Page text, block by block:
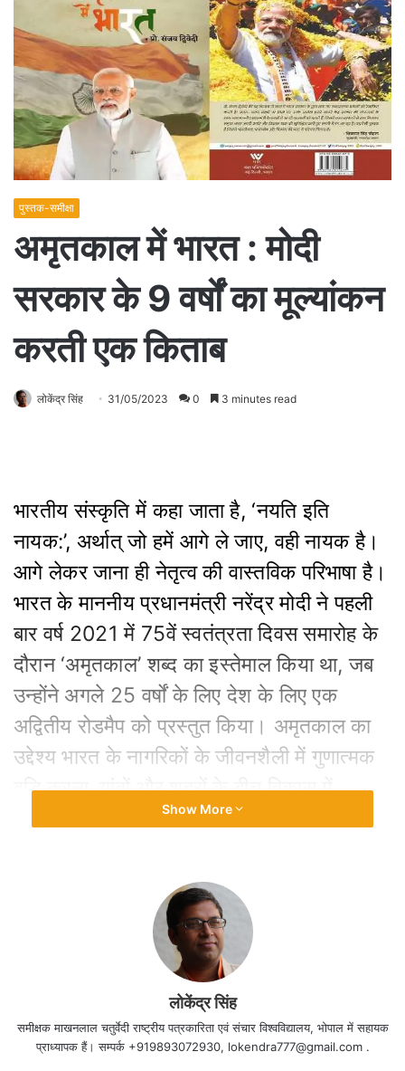
पुस्तक-समीक्षा
अमृतकाल में भारत : मोदी
सरकार के 9 वर्षों का मूल्यांकन
करती एक किताब
लोकेंद्र सिंह 31/05/2023 0 3 minutes read
भारतीय संस्कृति में कहा जाता है, ‘नयति इति
नायक:’, अर्थात् जो हमें आगे ले जाए, वही नायक है।
आगे लेकर जाना ही नेतृत्‍व की वास्‍तविक परिभाषा है।
भारत के माननीय प्रधानमंत्री नरेंद्र मोदी ने पहली
बार वर्ष 2021 में 75वें स्वतंत्रता दिवस समारोह के
दौरान ‘अमृतकाल’ शब्द का इस्तेमाल किया था, जब
उन्होंने अगले 25 वर्षों के लिए देश के लिए एक
अद्वितीय रोडमैप को प्रस्तुत किया। अमृतकाल का
उद्देश्य भारत के नागरिकों के जीवनशैली में गुणात्मक
वृद्धि करना, गांवों और शहरों के बीच विकास में
विभाजन को कम करना, लोगों के जीवन में सरकार के
भारत ने ‘अमृतकाल’ की अपनी यह स्वर्णिम यात्रा
शुरू कर दी है। ऐसा कहे जाने का कारण है भारत
सरकार द्वारा देश को एक प्रतिबद्ध कल्याणकारी राज्य
बनाने के लिए पिछले कुछ वर्षों में लिए गए अभूतपूर्व
निर्णय। देश के प्रख्यात पत्रकार, लेखक एवं
Show More
लोकेंद्र सिंह
समीक्षक माखनलाल चतुर्वेदी राष्ट्रीय पत्रकारिता एवं संचार विश्वविद्यालय, भोपाल में सहायक
प्राध्यापक हैं। सम्पर्क +919893072930, lokendra777@gmail.com .